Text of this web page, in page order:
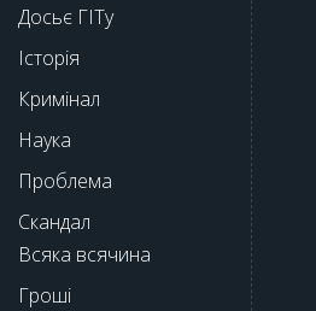
Досьє ГІТу
Історія
Кримінал
Наука
Проблема
Скандал
Всяка всячина
Гроші